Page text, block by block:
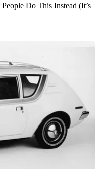
Do This Instead (It’s